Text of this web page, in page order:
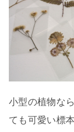
小型の植物な
ても可愛い標